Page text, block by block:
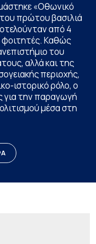
«Οθωνικό
πρώτου βασιλιά
από 4
Καθώς
του
αλλά και της
περιοχής,
ιστορικό ρόλο, ο
για την παραγωγή
μέσα στη